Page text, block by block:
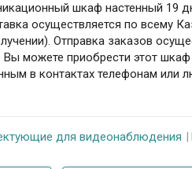
шкаф настенный 19
осуществляется по всему
Отправка заказов
Вы можете приобрести этот
в контактах телефонам или
для видеонаблюдения